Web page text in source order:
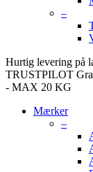
–
Hurtig levering på
TRUSTPILOT
- MAX 20 KG
Mærker
–